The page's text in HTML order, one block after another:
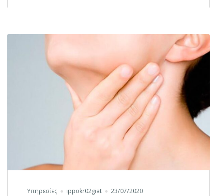
Υπηρεσίες ippokr02giat 23/07/2020